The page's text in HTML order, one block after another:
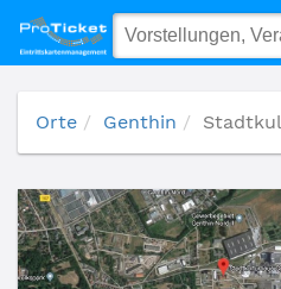
Stadtkulturhaus Genthin
Orte Genthin